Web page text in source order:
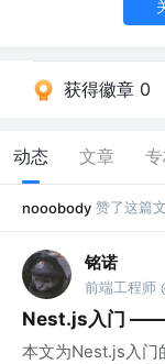
获得徽章 0
动态 文章
nooobody 赞了这篇
铭诺
Nest.js入门 ——
本文为Nest.js入门